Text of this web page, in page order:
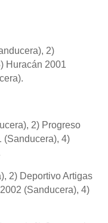
2)
Huracán 2001
2) Progreso
(Sanducera), 4)
2) Deportivo Artigas
(Sanducera), 4)